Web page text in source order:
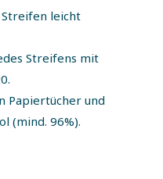
leicht
Streifens mit
Papiertücher und
(mind. 96%).